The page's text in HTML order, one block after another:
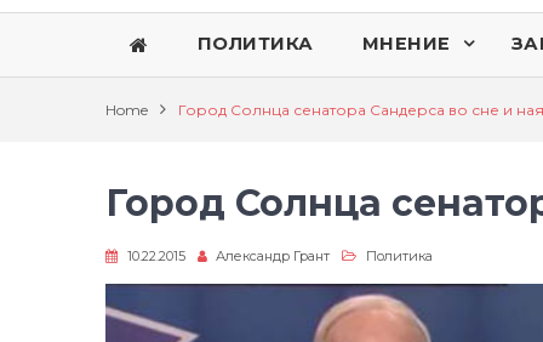
ПОЛИТИКА МНЕНИЕ
Home Город Солнца сенатора Сандерса во сне и
Город Солнца
10.22.2015 Александр Грант Политика